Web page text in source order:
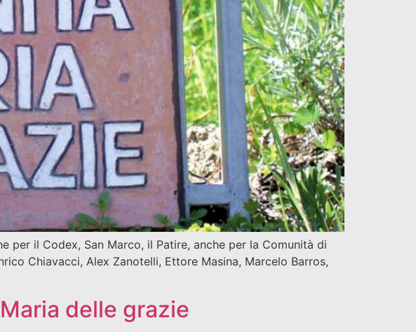
per il Codex, San Marco, il Patire, anche per la Comunità di
Chiavacci, Alex Zanotelli, Ettore Masina, Marcelo Barros,
delle grazie